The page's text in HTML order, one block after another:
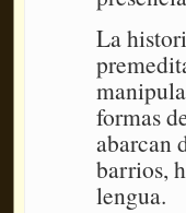
La
formas
abarcan
barrios,
lengua.